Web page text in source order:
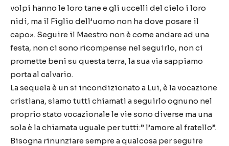
volpi hanno le loro tane e gli uccelli del cielo i loro
nidi, ma il Figlio dell’uomo non ha dove posare il
capo». Seguire il Maestro non è come andare ad una
festa, non ci sono ricompense nel seguirlo, non ci
promette beni su questa terra, la sua via sappiamo
porta al calvario.
La sequela è un si incondizionato a Lui, è la vocazione
cristiana, siamo tutti chiamati a seguirlo ognuno nel
proprio stato vocazionale le vie sono diverse ma una
sola è la chiamata uguale per tutti:” l’amore al fratello”.
Bisogna rinunziare sempre a qualcosa per seguire